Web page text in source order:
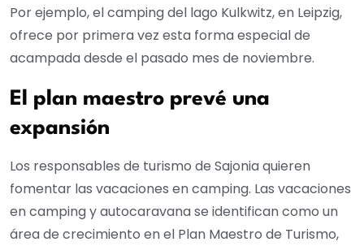
Por ejemplo, el camping del lago Kulkwitz, en Leipzig,
ofrece por primera vez esta forma especial de
acampada desde el pasado mes de noviembre.
El plan maestro prevé una
expansión
Los responsables de turismo de Sajonia quieren
fomentar las vacaciones en camping. Las vacaciones
en camping y autocaravana se identifican como un
área de crecimiento en el Plan Maestro de Turismo,